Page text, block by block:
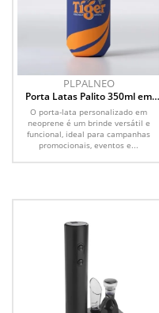
PLPALNEO
Porta Latas Palito 350ml em
Neoprene Personalizado
O porta-lata personalizado em
neoprene é um brinde versátil e
funcional, ideal para campanhas
promocionais, eventos e...